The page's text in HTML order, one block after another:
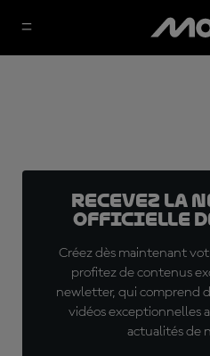
Recevez la
officielle de
Créez dès maintenant
profitez de contenus
newletter, qui comprend
vidéos exceptionnelles
actualités de